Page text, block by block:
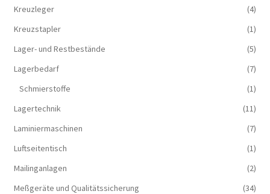
Kreuzleger
(4)
Kreuzstapler
(1)
Lager- und Restbestände
(5)
Lagerbedarf
(7)
Schmierstoffe
(1)
Lagertechnik
(11)
Laminiermaschinen
(7)
Luftseitentisch
(1)
Mailinganlagen
(2)
Meßgeräte und Qualitätssicherung
(34)